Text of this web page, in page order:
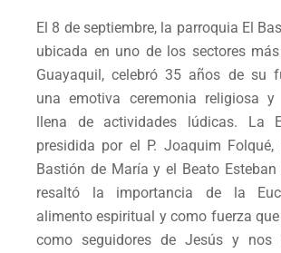
El 8 de septiembre, la parroquia El
ubicada en uno de los sectores
Guayaquil, celebró 35 años de su
una emotiva ceremonia religiosa
llena de actividades lúdicas. La
presidida por el P. Joaquim Folqué,
Bastión de María y el Beato Esteban
resaltó la importancia de la
alimento espiritual y como fuerza
como seguidores de Jesús y nos